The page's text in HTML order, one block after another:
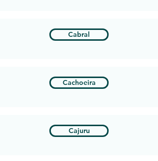
Cabral
Cachoeira
Cajuru